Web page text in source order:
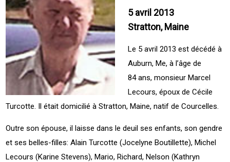
5 avril 2013
Stratton, Maine
Le 5 avril 2013 est décédé à
Auburn, Me, à l’âge de
84 ans, monsieur Marcel
Lecours, époux de Cécile
Turcotte. Il était domicilié à Stratton, Maine, natif de Courcelles.
Outre son épouse, il laisse dans le deuil ses enfants, son gendre
et ses belles-filles: Alain Turcotte (Jocelyne Boutillette), Michel
Lecours (Karine Stevens), Mario, Richard, Nelson (Kathryn